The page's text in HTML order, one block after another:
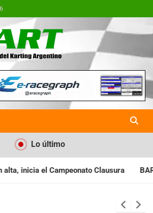
| La Revista
del Karting en
Lo último
BARILOCHENSE: Preparan una